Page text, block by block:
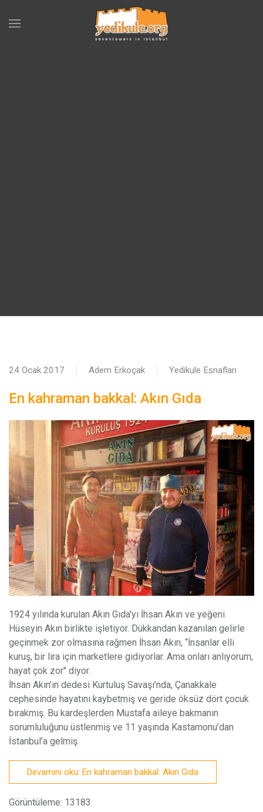
24 Ocak 2017 Adem Erkoçak Yedikule Esnafları
En kahraman bakkal: Akın Gıda
1924 yılında kurulan Akın Gıda'yı İhsan Akın ve yeğeni
Hüseyin Akın birlikte işletiyor. Dükkandan kazanılan gelirle
geçinmek zor olmasına rağmen İhsan Akın, “İnsanlar elli
kuruş, bir lira için marketlere gidiyorlar. Ama onları anlıyorum,
hayat çok zor" diyor.
İhsan Akın’ın dedesi Kurtuluş Savaşı’nda, Çanakkale
cephesinde hayatını kaybetmiş ve geride öksüz dört çocuk
bırakmış. Bu kardeşlerden Mustafa aileye bakmanın
sorumluluğunu üstlenmiş ve 11 yaşında Kastamonu’dan
İstanbul’a gelmiş.
Devamını oku: En kahraman bakkal: Akın Gıda
Görüntüleme: 13183